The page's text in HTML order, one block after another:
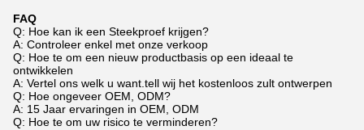
FAQ
Q: Hoe kan ik een Steekproef krijgen?
A: Controleer enkel met onze verkoop
Q: Hoe te om een nieuw productbasis op een ideaal te
ontwikkelen
A: Vertel ons welk u want.tell wij het kostenloos zult ontwerpen
Q: Hoe ongeveer OEM, ODM?
A: 15 Jaar ervaringen in OEM, ODM
Q: Hoe te om uw risico te verminderen?